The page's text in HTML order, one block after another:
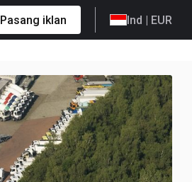
Pasang iklan Ind | EUR